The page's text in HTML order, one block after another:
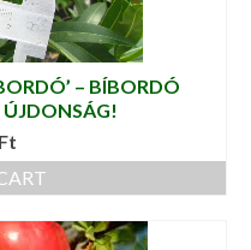
– BÍBORDÓ
ÚJDONSÁG!
Ft